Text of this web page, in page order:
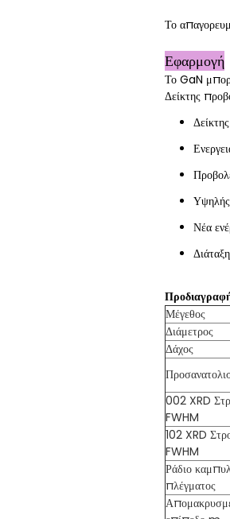
Το
Εφαρμογή
Το GaN
Δείκτης
Υψηλής
Νέα
Μέγεθος
Διάμετρος
Δάχος
002 XRD
FWHM
102 XRD
FWHM
Ράδιο
πλέγματος